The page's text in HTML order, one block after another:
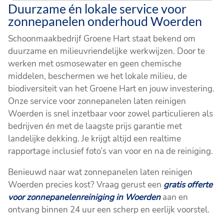
Duurzame én lokale service voor
zonnepanelen onderhoud Woerden
Schoonmaakbedrijf Groene Hart staat bekend om
duurzame en milieuvriendelijke werkwijzen. Door te
werken met osmosewater en geen chemische
middelen, beschermen we het lokale milieu, de
biodiversiteit van het Groene Hart en jouw investering.
Onze service voor zonnepanelen laten reinigen
Woerden is snel inzetbaar voor zowel particulieren als
bedrijven én met de laagste prijs garantie met
landelijke dekking. Je krijgt altijd een realtime
rapportage inclusief foto’s van voor en na de reiniging.
Benieuwd naar wat zonnepanelen laten reinigen
Woerden precies kost? Vraag gerust een gratis offerte
voor zonnepanelenreiniging in Woerdenaan en
ontvang binnen 24 uur een scherp en eerlijk voorstel.